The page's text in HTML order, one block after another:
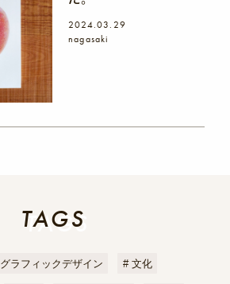
2024.03.29
nagasaki
TAGS
TAGS
グラフィックデザイン 文化